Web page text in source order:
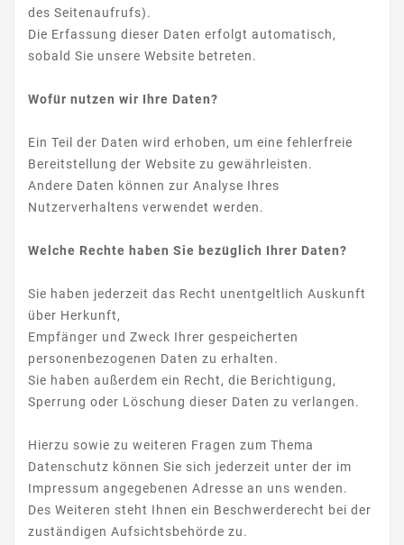
des Seitenaufrufs).
Die Erfassung dieser Daten erfolgt automatisch,
sobald Sie unsere Website betreten.
Wofür nutzen wir Ihre Daten?
Ein Teil der Daten wird erhoben, um eine fehlerfreie
Bereitstellung der Website zu gewährleisten.
Andere Daten können zur Analyse Ihres
Nutzerverhaltens verwendet werden.
Welche Rechte haben Sie bezüglich Ihrer Daten?
Sie haben jederzeit das Recht unentgeltlich Auskunft
über Herkunft,
Empfänger und Zweck Ihrer gespeicherten
personenbezogenen Daten zu erhalten.
Sie haben außerdem ein Recht, die Berichtigung,
Sperrung oder Löschung dieser Daten zu verlangen.
Hierzu sowie zu weiteren Fragen zum Thema
Datenschutz können Sie sich jederzeit unter der im
Impressum angegebenen Adresse an uns wenden.
Des Weiteren steht Ihnen ein Beschwerderecht bei der
zuständigen Aufsichtsbehörde zu.